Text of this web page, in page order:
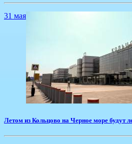
31 мая
Летом из Кольцово на Черное море будут